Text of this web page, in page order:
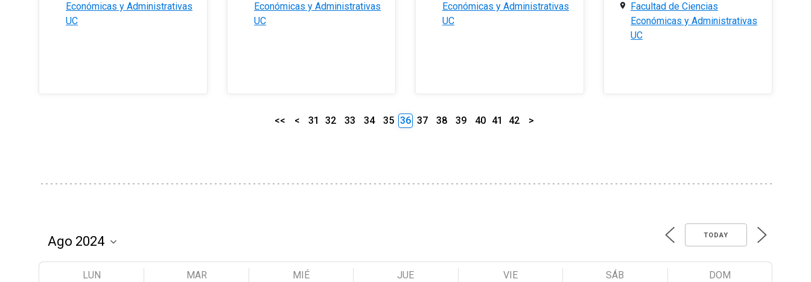
Económicas y Administrativas
UC
Económicas y Administrativas
UC
Económicas y Administrativas
UC
Facultad de Ciencias
Económicas y Administrativas
UC
<< < 31 32 33 34 35 36 37 38 39 40 41 42 >
TODAY
LUN MAR MIÉ JUE VIE SÁB DOM